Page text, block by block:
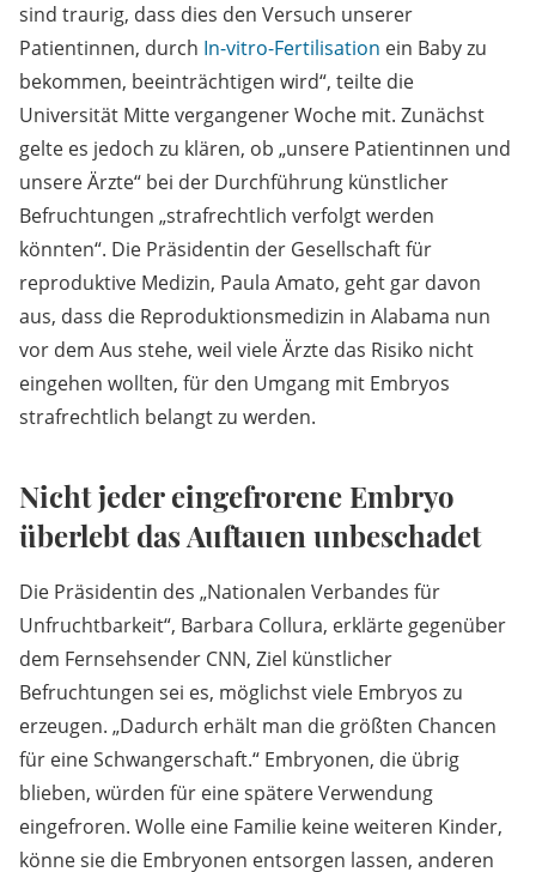
sind traurig, dass dies den Versuch unserer
Patientinnen, durch In-vitro-Fertilisation ein Baby zu
bekommen, beeinträchtigen wird“, teilte die
Universität Mitte vergangener Woche mit. Zunächst
gelte es jedoch zu klären, ob „unsere Patientinnen und
unsere Ärzte“ bei der Durchführung künstlicher
Befruchtungen „strafrechtlich verfolgt werden
könnten“. Die Präsidentin der Gesellschaft für
reproduktive Medizin, Paula Amato, geht gar davon
aus, dass die Reproduktionsmedizin in Alabama nun
vor dem Aus stehe, weil viele Ärzte das Risiko nicht
eingehen wollten, für den Umgang mit Embryos
strafrechtlich belangt zu werden.
Nicht jeder eingefrorene Embryo
überlebt das Auftauen unbeschadet
Die Präsidentin des „Nationalen Verbandes für
Unfruchtbarkeit“, Barbara Collura, erklärte gegenüber
dem Fernsehsender CNN, Ziel künstlicher
Befruchtungen sei es, möglichst viele Embryos zu
erzeugen. „Dadurch erhält man die größten Chancen
für eine Schwangerschaft.“ Embryonen, die übrig
blieben, würden für eine spätere Verwendung
eingefroren. Wolle eine Familie keine weiteren Kinder,
könne sie die Embryonen entsorgen lassen, anderen